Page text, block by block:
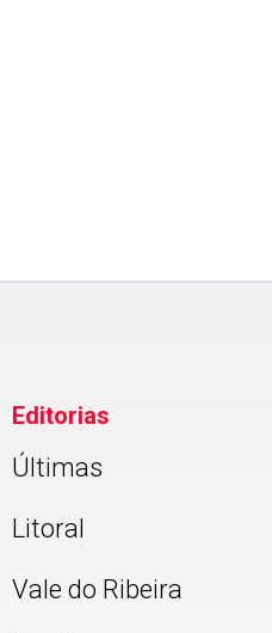
Editorias
Últimas
Litoral
Vale do Ribeira